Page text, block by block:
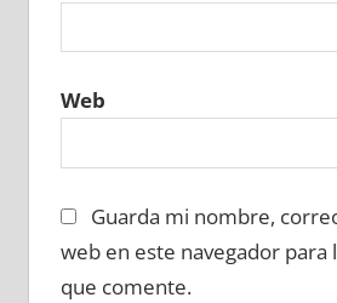
Web
Guarda mi nombre,
web en este navegador para
que comente.